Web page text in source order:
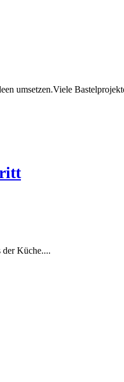
umsetzen.Viele
der Küche....